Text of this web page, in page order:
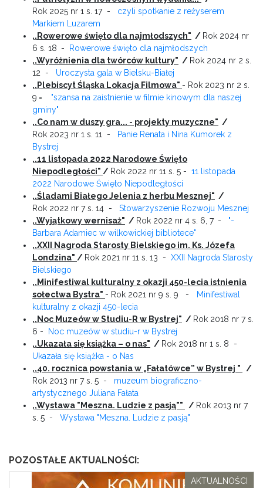
Rok 2025 nr 1 s. 17 - czyli spotkanie z reżyserem
Markiem Luzarem
,,Rowerowe święto dla najmłodszych" / Rok 2024 nr
6 s. 18 -
Rowerowe święto dla najmłodszych
,,Wyróżnienia dla twórców kultury" / Rok 2024 nr 2 s.
12 - Uroczysta gala w Bielsku-Białej
,,Plebiscyt Śląska Lokacja Filmowa" - Rok 2023 nr 2 s.
9 -
"szansa na zaistnienie w filmie kinowym dla naszej
gminy"
,,Co nam w duszy gra... - projekty muzyczne" /
Rok 2023 nr 1 s. 11 -
Panie Renata i Nina Kumorek z
Bystrej
,,11 listopada 2022 Narodowe Święto
Niepodległości" / Rok 2022 nr 11 s. 5 - 11 listopada
2022 Narodowe Święto Niepodległości
,,Śladami Białego Jelenia z herbu Mesznej" /
Rok 2022 nr 7 s. 14 - Stowarzyszenie Rozwoju Mesznej
,,Wyjątkowy wernisaż" / Rok 2022 nr 4 s. 6, 7 - "-
Barbara Adamiec w wilkowickiej bibliotece"
,,XXII Nagroda Starosty Bielskiego im. Ks. Józefa
Londzina" / Rok 2021 nr 11 s. 13 - XXII Nagroda Starosty
Bielskiego
,,Minifestiwal kulturalny z okazji 450-lecia istnienia
sołectwa Bystra" - Rok 2021 nr 9 s. 9 -
Minifestiwal
kulturalny z okazji 450-lecia
,,Noc Muzeów w Studiu-R w Bystrej" / Rok 2018 nr 7 s.
6 -
Noc muzeów w studiu-r w Bystrej
,,Ukazała się książka – o nas" / Rok 2018 nr 1 s. 8 -
Ukazała się książka - o Nas
,,40. rocznica powstania w „Fałatówce” w Bystrej "
/
Rok 2013 nr 7 s. 5 - muzeum biograficzno-
artystycznego Juliana Fałata
,,Wystawa "Meszna. Ludzie z pasją""
/ Rok 2013 nr 7
s. 5 - Wystawa "Meszna. Ludzie z pasją"
POZOSTAŁE AKTUALNOŚCI:
AKTUALNOŚCI